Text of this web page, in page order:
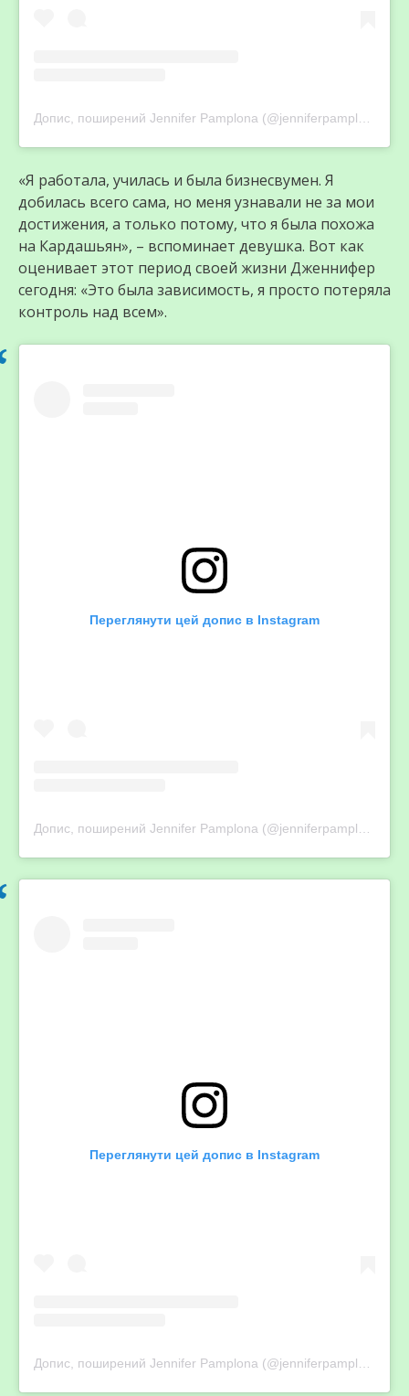
«Я работала, училась и была бизнесвумен. Я
добилась всего сама, но меня узнавали не за мои
достижения, а только потому, что я была похожа
на Кардашьян», – вспоминает девушка. Вот как
оценивает этот период своей жизни Дженнифер
сегодня: «Это была зависимость, я просто потеряла
контроль над всем».
Переглянути цей допис в Instagram
Переглянути цей допис в Instagram